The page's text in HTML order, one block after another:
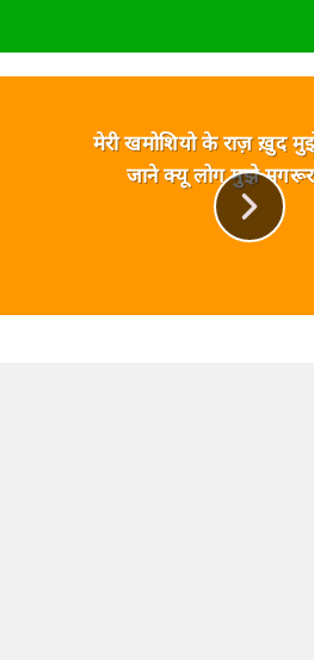
मेरी खमोशियो के राज़ ख़ुद
जाने क्यू लोग मुझे